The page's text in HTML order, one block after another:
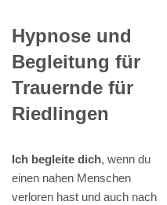
Hypnose und
Begleitung für
Trauernde für
Riedlingen
Ich begleite dich, wenn du
einen nahen Menschen
verloren hast und auch nach